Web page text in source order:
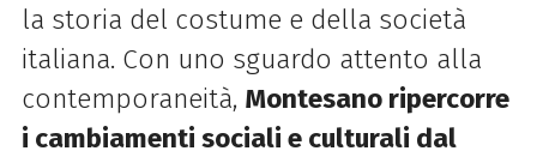
la storia del costume e della società
italiana. Con uno sguardo attento alla
contemporaneità, Montesano ripercorre
i cambiamenti sociali e culturali dal